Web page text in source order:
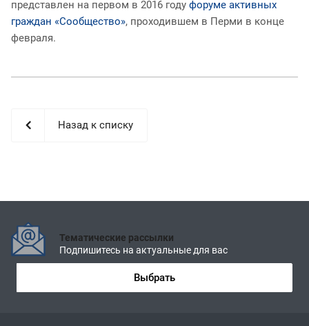
представлен на первом в 2016 году форуме активных
граждан «Сообщество», проходившем в Перми в конце
февраля.
Назад к списку
Тематические рассылки
Подпишитесь на актуальные для вас
Выбрать